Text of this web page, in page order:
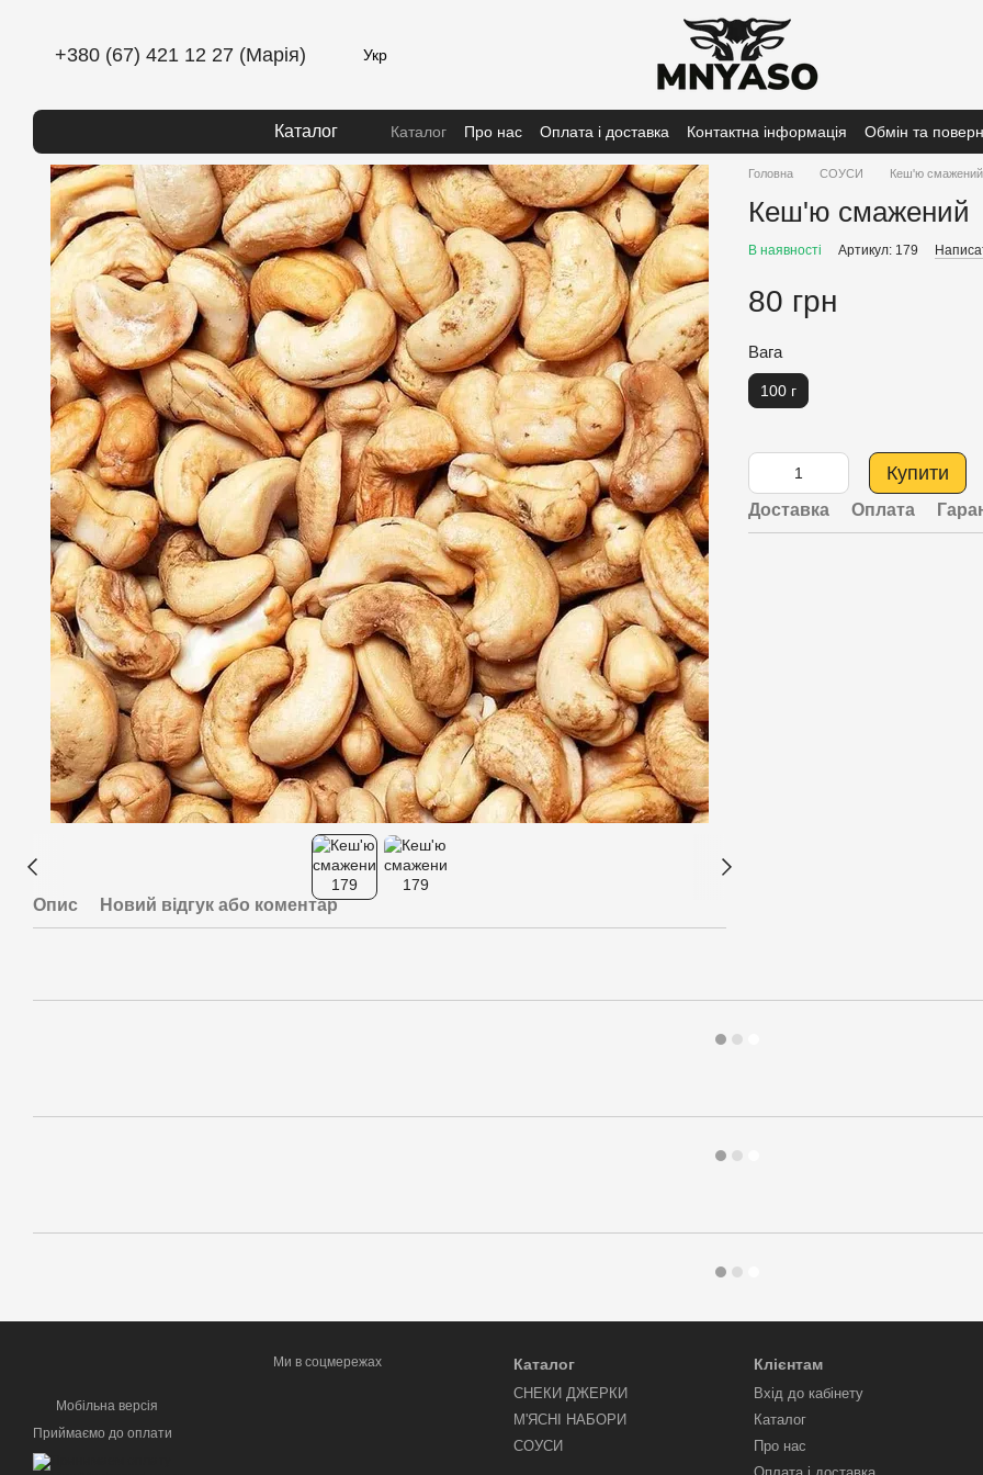
+380 (67) 421 12 27 (Марія) Укр
Каталог Каталог Про нас Оплата і доставка Контактна інформація Обмін та
Опис Новий відгук або коментар
Головна СОУСИ Кеш'ю смажений
Кеш'ю смажений
В наявності Артикул: 179
80 грн
Вага
100 г
Купити
Доставка Оплата
Мобільна версія
Приймаємо до оплати
Ми в соцмережах Каталог
СНЕКИ ДЖЕРКИ
М'ЯСНІ НАБОРИ
СОУСИ
Клієнтам
Вхід до кабінету
Каталог
Про нас